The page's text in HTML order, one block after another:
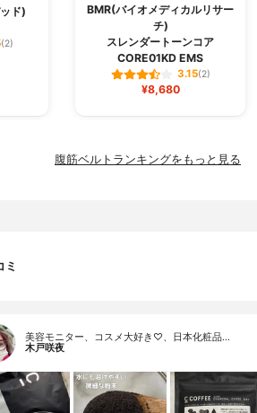
ド)
(2)
BMR(バイオメディカルリサー
チ)
スレンダートーンコア
CORE01KD EMS
3.15(2)
¥8,680
腹筋ベルトランキングをもっと見る
ミ
美容モニター、コスメ大好き♡、日本化粧品…
木戸咲夜